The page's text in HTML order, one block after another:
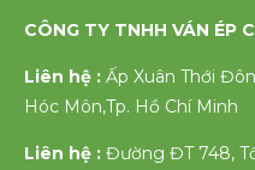
CÔNG TY TNHH VÁN ÉP
Liên hệ : Ấp Xuân Thới
Hóc Môn,Tp. Hồ Chí Minh
Liên hệ : Đường ĐT 748,